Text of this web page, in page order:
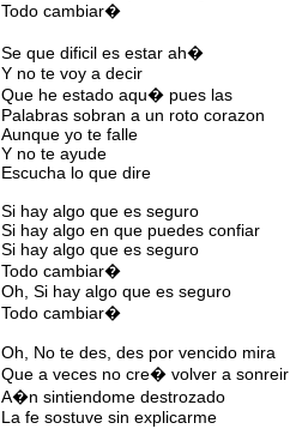
Todo cambiar�
Se que dificil es estar ah�
Y no te voy a decir
Que he estado aqu� pues las
Palabras sobran a un roto corazon
Aunque yo te falle
Y no te ayude
Escucha lo que dire
Si hay algo que es seguro
Si hay algo en que puedes confiar
Si hay algo que es seguro
Todo cambiar�
Oh, Si hay algo que es seguro
Todo cambiar�
Oh, No te des, des por vencido mira
Que a veces no cre� volver a sonreir
A�n sintiendome destrozado
La fe sostuve sin explicarme